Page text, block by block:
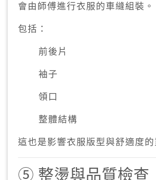
會由師傅進行衣服的車縫組裝。
包括：
前後片
袖子
領口
整體結構
這也是影響衣服版型與舒適度的
⑤ 整燙與品質檢查